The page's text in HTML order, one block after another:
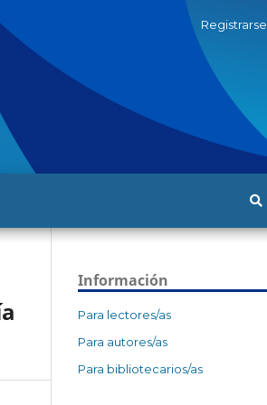
Registrarse
Información
Para lectores/as
Para autores/as
Para bibliotecarios/as